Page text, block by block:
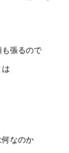
張るので
は
なのか